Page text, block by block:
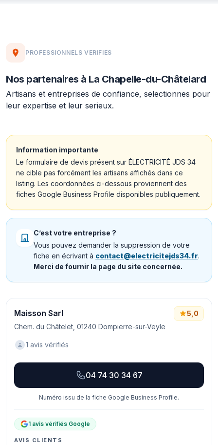
PROFESSIONNELS VERIFIES
Nos partenaires à La Chapelle-du-Châtelard
Artisans et entreprises de confiance, selectionnes pour
leur expertise et leur serieux.
Information importante
Le formulaire de devis présent sur ÉLECTRICITÉ JDS 34
ne cible pas forcément les artisans affichés dans ce
listing. Les coordonnées ci-dessous proviennent des
fiches Google Business Profile disponibles publiquement.
C’est votre entreprise ?
Vous pouvez demander la suppression de votre
fiche en écrivant à contact@electricitejds34.fr.
Merci de fournir la page du site concernée.
Maisson Sarl
Chem. du Châtelet, 01240 Dompierre-sur-Veyle
5,0
1 avis vérifiés
04 74 30 34 67
Numéro issu de la fiche Google Business Profile.
1 avis vérifiés Google
AVIS CLIENTS